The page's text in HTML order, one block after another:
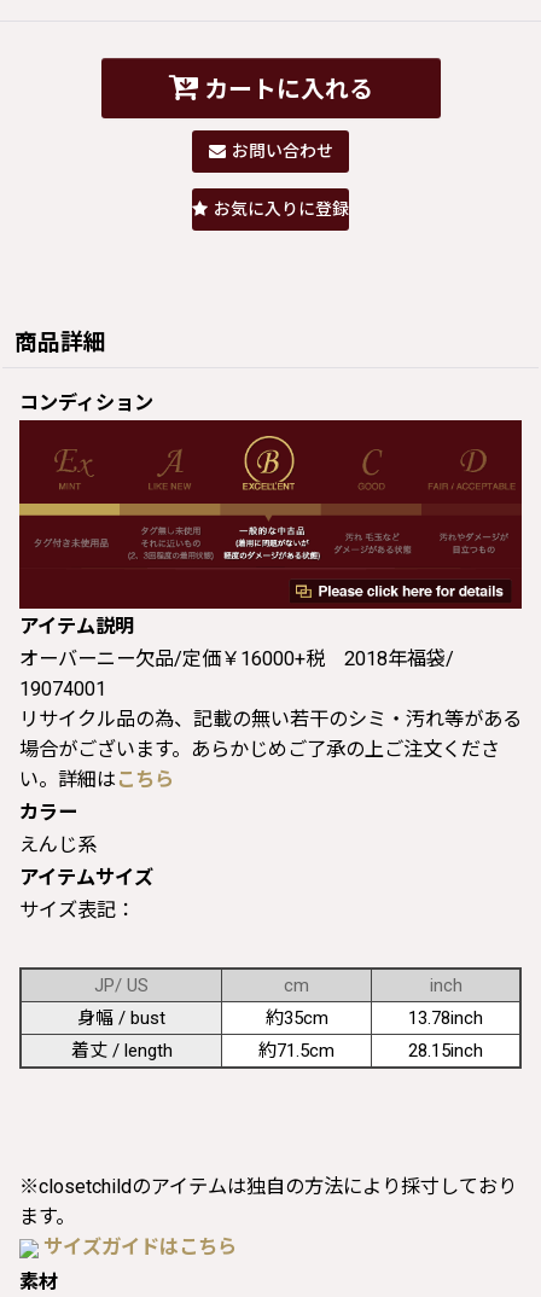
カートに入れる
お問い合わせ
お気に入りに登録
商品詳細
コンディション
アイテム説明
オーバーニー欠品/定価￥16000+税 2018年福袋/
19074001
リサイクル品の為、記載の無い若干のシミ・汚れ等がある
場合がございます。あらかじめご了承の上ご注文くださ
い。詳細は こちら
カラー
えんじ系
アイテムサイズ
サイズ表記：
JP/ US cm
inch
身幅 / bust
約35cm
13.78inch
着丈 / length
約71.5cm 28.15inch
※closetchildのアイテムは独自の方法により採寸しており
ます。
サイズガイドはこちら
素材